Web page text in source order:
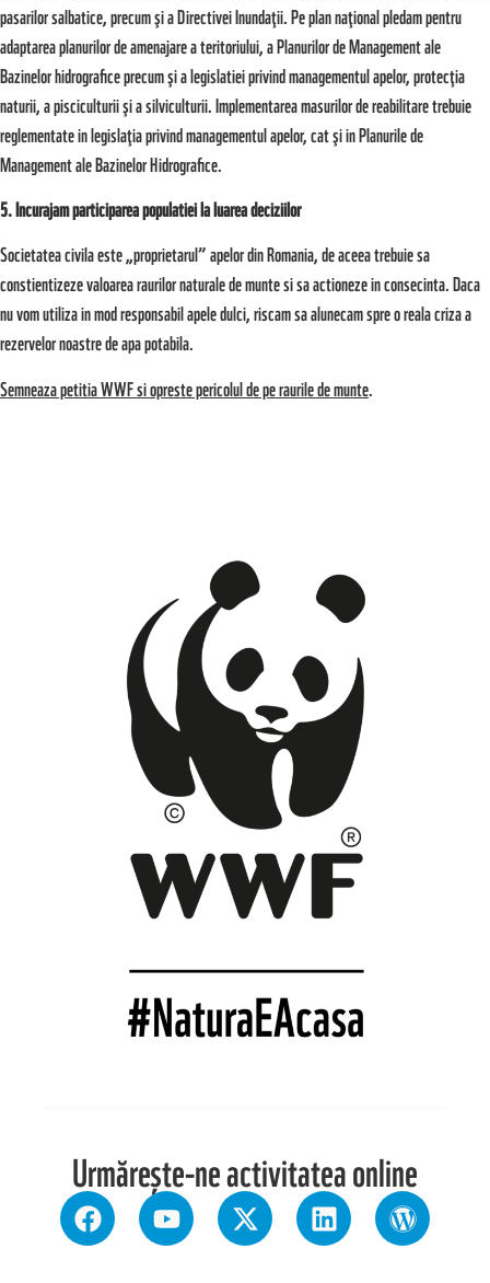
pasarilor salbatice, precum şi a Directivei Inundaţii. Pe plan naţional pledam pentru
adaptarea planurilor de amenajare a teritoriului, a Planurilor de Management ale
Bazinelor hidrografice precum şi a legislatiei privind managementul apelor, protecţia
naturii, a pisciculturii şi a silviculturii. Implementarea masurilor de reabilitare trebuie
reglementate in legislaţia privind managementul apelor, cat şi in Planurile de
Management ale Bazinelor Hidrografice.
5. Incurajam participarea populatiei la luarea deciziilor
Societatea civila este „proprietarul” apelor din Romania, de aceea trebuie sa
constientizeze valoarea raurilor naturale de munte si sa actioneze in consecinta. Daca
nu vom utiliza in mod responsabil apele dulci, riscam sa alunecam spre o reala criza a
rezervelor noastre de apa potabila.
Semneaza petitia WWF si opreste pericolul de pe raurile de munte.
Urmărește-ne activitatea online